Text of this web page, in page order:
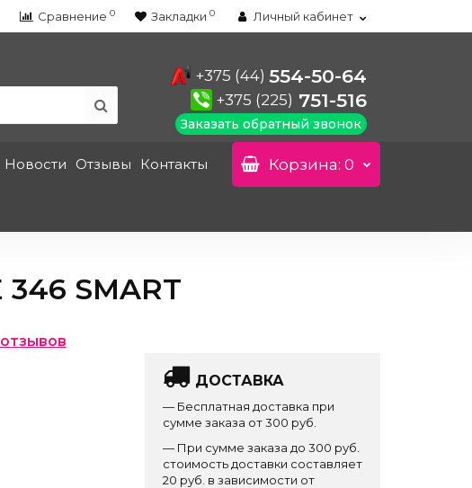
Сравнение 0 Закладки 0 Личный кабинет
+375 (44) 554-50-64
+375 (225) 751-516
Заказать обратный звонок
Новости Отзывы Контакты Корзина: 0
SMART
ДОСТАВКА
— Бесплатная доставка при
сумме заказа от 300 руб.
— При сумме заказа до 300 руб.
стоимость доставки составляет
20 руб. в зависимости от